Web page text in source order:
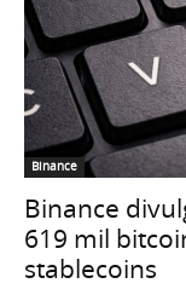
Binance
Binance
619 mil
stablecoins